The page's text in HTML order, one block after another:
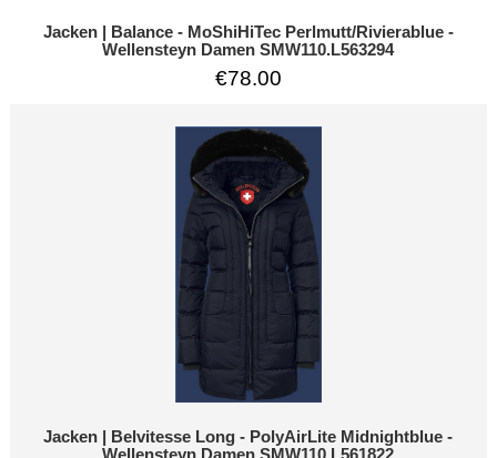
Jacken | Balance - MoShiHiTec Perlmutt/Rivierablue -
Wellensteyn Damen SMW110.L563294
€78.00
Jacken | Belvitesse Long - PolyAirLite Midnightblue -